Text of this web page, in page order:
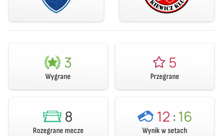
3
Wygrane
5
Przegrane
8
Rozegrane mecze
12 :16
Wynik w setach